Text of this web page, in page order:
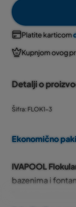
Platite karticom
Kupnjom ovog
Detalji o
Šifra: FLOK1-3
Ekonomično
IVAPOOL
bazenima i